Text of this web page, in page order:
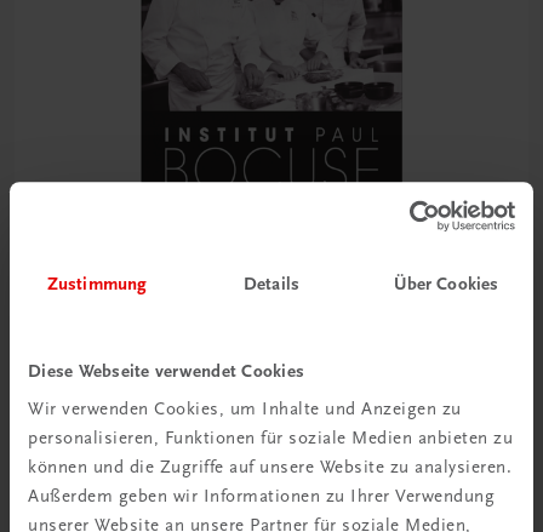
Zustimmung Details Über Cookies
Diese Webseite verwendet Cookies
Wir verwenden Cookies, um Inhalte und Anzeigen zu
personalisieren, Funktionen für soziale Medien anbieten zu
können und die Zugriffe auf unsere Website zu analysieren.
Außerdem geben wir Informationen zu Ihrer Verwendung
unserer Website an unsere Partner für soziale Medien,
Die Hohe Schule des Kochens
Institut Paul Bocuse. Grundlagen, Techniken, Rezepte
€ 51,40